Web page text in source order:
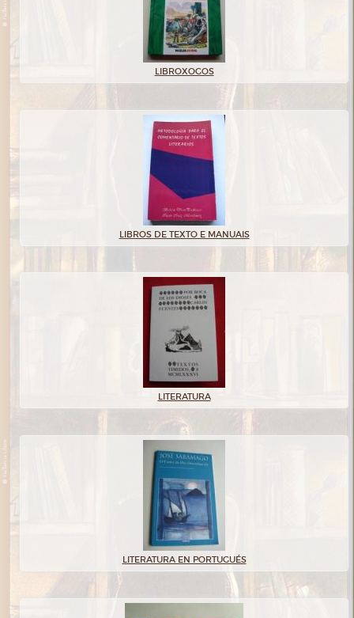
LIBROXOGOS
LIBROS DE TEXTO E MANUAIS
LITERATURA
LITERATURA EN PORTUGUÉS